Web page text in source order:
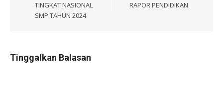
TINGKAT NASIONAL
SMP TAHUN 2024
RAPOR PENDIDIKAN
Tinggalkan Balasan